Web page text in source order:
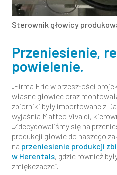
Sterownik głowicy
Przeniesienie,
powielenie.
„Firma Erie w przeszłości
własne głowice oraz
zbiorniki były importowane z
wyjaśnia Matteo Vivaldi,
„Zdecydowaliśmy się na
produkcji głowic do naszego
na przeniesienie produkcji
w Herentals, gdzie również
zmiękczacze”.